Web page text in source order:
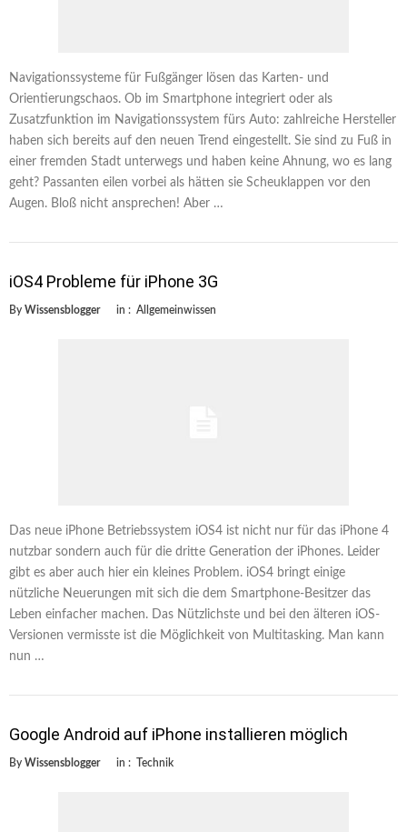
Navigationssysteme für Fußgänger lösen das Karten- und
Orientierungschaos. Ob im Smartphone integriert oder als
Zusatzfunktion im Navigationssystem fürs Auto: zahlreiche Hersteller
haben sich bereits auf den neuen Trend eingestellt. Sie sind zu Fuß in
einer fremden Stadt unterwegs und haben keine Ahnung, wo es lang
geht? Passanten eilen vorbei als hätten sie Scheuklappen vor den
Augen. Bloß nicht ansprechen! Aber …
iOS4 Probleme für iPhone 3G
By Wissensblogger in : Allgemeinwissen
Das neue iPhone Betriebssystem iOS4 ist nicht nur für das iPhone 4
nutzbar sondern auch für die dritte Generation der iPhones. Leider
gibt es aber auch hier ein kleines Problem. iOS4 bringt einige
nützliche Neuerungen mit sich die dem Smartphone-Besitzer das
Leben einfacher machen. Das Nützlichste und bei den älteren iOS-
Versionen vermisste ist die Möglichkeit von Multitasking. Man kann
nun …
Google Android auf iPhone installieren möglich
By Wissensblogger in : Technik